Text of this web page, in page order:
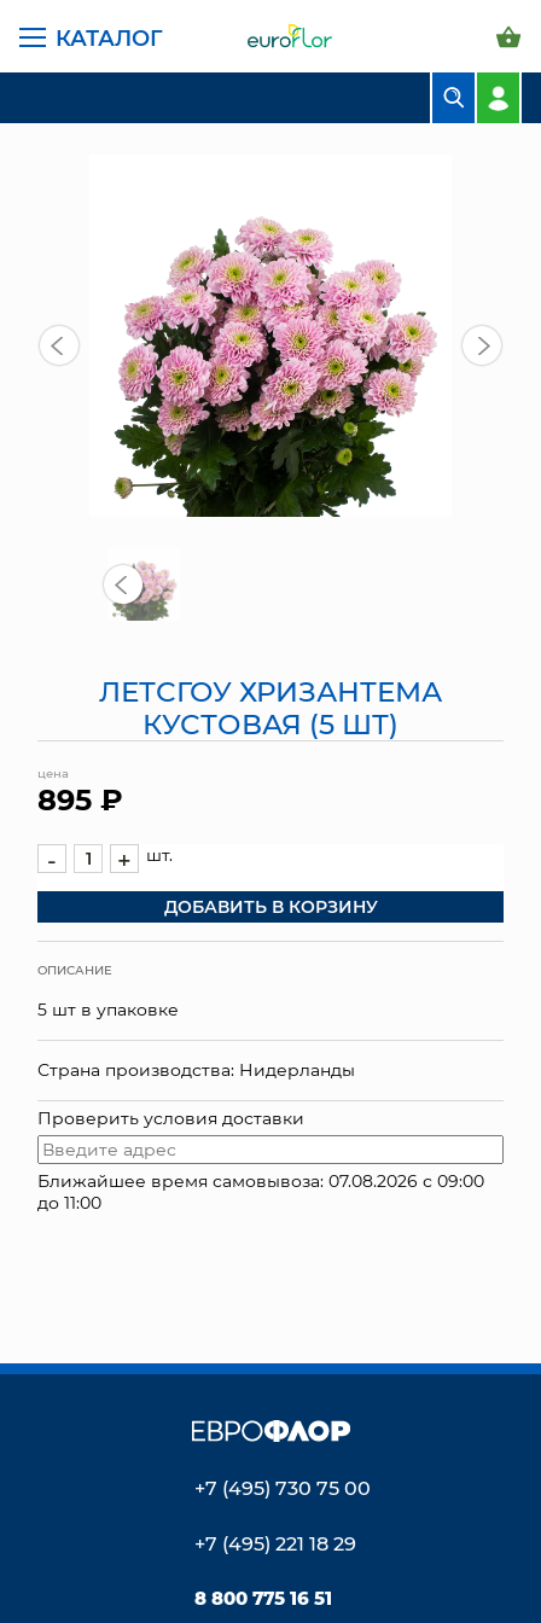
КАТАЛОГ
СВАДЕБНАЯ ФЛОРИСТИКА
КОМНАТНЫЕ РАСТЕНИЯ
ГОРШКИ И КАШПО
ГРУНТЫ И УДОБРЕНИЯ
ПРЕДМЕТЫ ИНТЕРЬЕРА
ЯЩИКИ
СУНДУКИ
ПОДАРОЧНЫЕ КАРТЫ
ДОСТАВКА И ОПЛАТА
КОНТАКТЫ
ГЛАВНАЯ СТРАНИЦА КАТАЛОГ
ЦВЕТЫ В ПАЧКАХ
ЛЕТСГОУ ХРИЗАНТЕМА
КУСТОВАЯ (5 ШТ)
цена
895 ₽
- + шт.
ДОБАВИТЬ В КОРЗИНУ
ОПИСАНИЕ
5 шт в упаковке
Страна производства: Нидерланды
Проверить условия доставки
Ближайшее время самовывоза: 07.08.2026 с 09:00
до 11:00
+7 (495) 730 75 00
+7 (495) 221 18 29
8 800 775 16 51